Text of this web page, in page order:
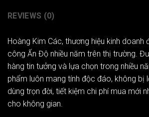
REVIEWS (0)
Hoàng Kim Các, thương hiệu kinh doanh
công Ấn Độ nhiều năm trên thị trường.
hàng tin tưởng và lựa chọn trong nhiều
phẩm luôn mang tính độc đáo, không bị
dùng trọn đời, tiết kiệm chi phí mua mới
cho không gian.